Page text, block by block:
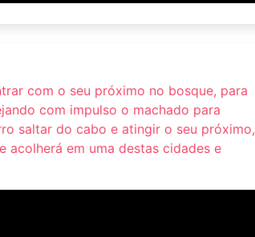
com o seu próximo no bosque, para
com impulso o machado para
saltar do cabo e atingir o seu próximo,
acolherá em uma destas cidades e